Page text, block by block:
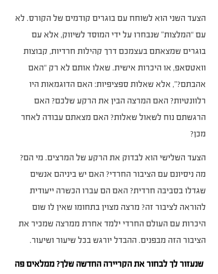
הצעד השני הוא לשוחח עם בוגרים קודמים של הקורס. לא
עם “המלצות” שנבחרו על ידי המוסד לשיווק, אלא עם
בוגרים שמצאתם בעצמכם דרך קהילות חרדיות, קבוצות
וואטסאפ, או היכרות אישית. שאלו אותם לא רק “האם
אהבתם?”, אלא שאלות ספציפיות: האם הדוגמאות היו
רלוונטיות? האם המרצה הבין את הרקע שלכם? האם
הרגשתם נוח לשאול שאלות? האם מצאתם עבודה לאחר
מכן?
הצעד השלישי הוא לבדוק את הרקע של המרצים. מי הם?
מה ניסיונם עם הציבור החרדי? האם יש ביניהם אנשים
שגדלו בסביבה חרדית? האם הם עברו הכשרה ייעודית
להוראה לציבור זה? מרצה מצוין בתחומו שאין לו שום
היכרות עם העולם החרדי ילמד אחרת ממרצה שמכיר את
הציבור הזה מבפנים. ההבדל יורגש בכל שיעור ושיעור.
שנעזור לך לבחור את הקריירה החדשה שלך? ממלאים פה